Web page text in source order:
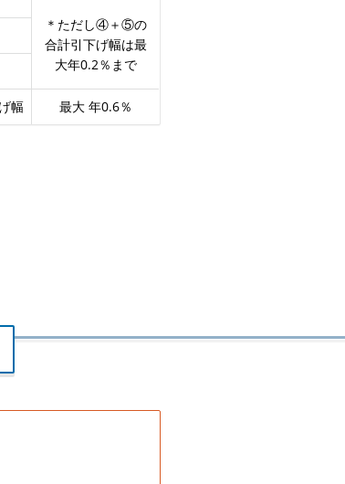
＊ただし④＋⑤の
合計引下げ幅は最
大年0.2％まで
幅 最大 年0.6％